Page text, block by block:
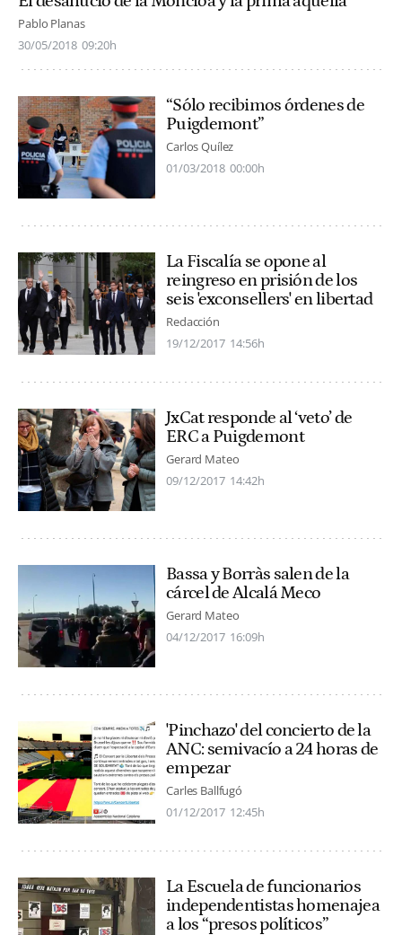
Pablo Planas
30/05/2018 09:20h
“Sólo recibimos órdenes de
Puigdemont”
Carlos Quílez
01/03/2018 00:00h
La Fiscalía se opone al
reingreso en prisión de los
seis 'exconsellers' en libertad
Redacción
19/12/2017 14:56h
JxCat responde al ‘veto’ de
ERC a Puigdemont
Gerard Mateo
09/12/2017 14:42h
Bassa y Borràs salen de la
cárcel de Alcalá Meco
Gerard Mateo
04/12/2017 16:09h
'Pinchazo' del concierto de la
ANC: semivacío a 24 horas de
empezar
Carles Ballfugó
01/12/2017 12:45h
La Escuela de funcionarios
independentistas homenajea
a los “presos políticos”